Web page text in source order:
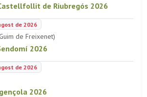
de Riubregós 2026
de 2026
de Freixenet)
2026
de 2026
2026